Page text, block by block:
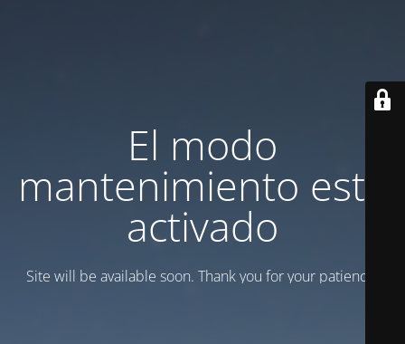
El modo
mantenimiento está
activado
Site will be available soon. Thank you for your patience!